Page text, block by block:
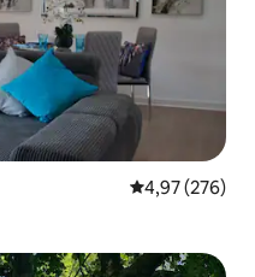
Note
4,97 (276)